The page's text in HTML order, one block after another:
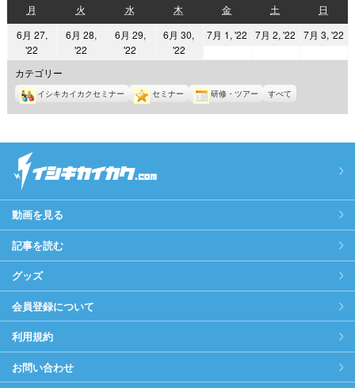
月
曜
日
火
曜
日
水水
曜
日
木
曜
日
金金
曜
日
土
曜
日
日
曜
日
6月 27,
'22
年
6
月
27
6月 28,
'22
6
月
28
6月 29,
'22
6
月
29
6月 30,
'222022
6
月
30
7月 1, '22
2022
月
日
7月 2, '22
2022
月
日
7月 3, '22
日
カテゴリー
イシキカイカクセミナー セミナー 研修・ツアー すべて
動画を見る
記事を読む
グッズ
会員登録について
利用規約
お問い合わせ